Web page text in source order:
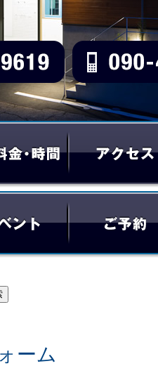
ーム